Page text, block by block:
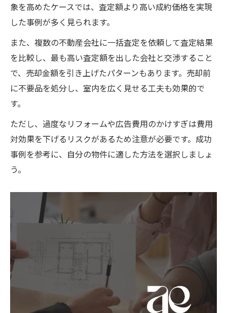
象を高めたケースでは、査定額より高い成約価格を実現
した事例が多く見られます。
また、複数の不動産会社に一括査定を依頼して査定結果
を比較し、最も高い査定額を出した会社と交渉すること
で、売却金額を引き上げたパターンもあります。売却前
に不要品を処分し、室内を広く見せる工夫も効果的で
す。
ただし、過度なリフォームや広告費用のかけすぎは費用
対効果を下げるリスクがあるため注意が必要です。成功
事例を参考に、自分の物件に適した方法を選択しましょ
う。